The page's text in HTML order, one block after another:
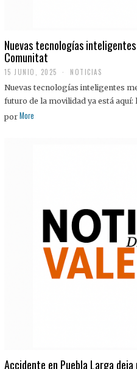
Nuevas tecnologías
Comunitat
15 JUNIO, 2025 NOTICIAS
Nuevas tecnologías inteligentes
futuro de la movilidad ya está aquí:
por More
Accidente en Puebla Larga